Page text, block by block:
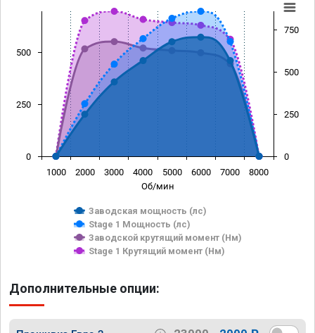
Об/мин
Заводская мощность (лс)
Stage 1 Мощность (лс)
Заводской крутящий момент (Нм)
Stage 1 Крутящий момент (Нм)
1000 2000 3000 4000 5000 6000 7000 8000
0
250
500
0
250
500
750
Дополнительные опции: